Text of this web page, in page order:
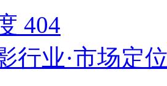
404
行业·市场定